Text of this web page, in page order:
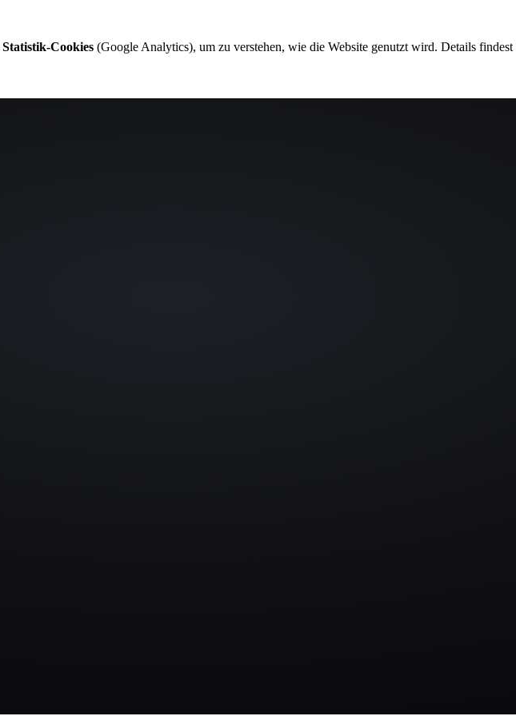
Statistik-Cookies (Google Analytics), um zu verstehen, wie die Website genutzt wird. Details findest